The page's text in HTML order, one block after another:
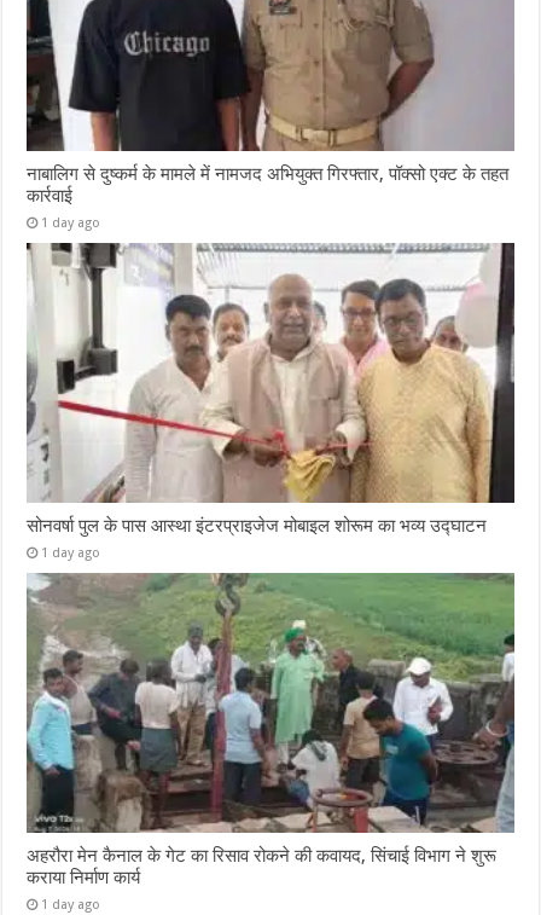
नाबालिग से दुष्कर्म के मामले में नामजद अभियुक्त गिरफ्तार, पॉक्सो एक्ट के तहत
कार्रवाई
1 day ago
सोनवर्षा पुल के पास आस्था इंटरप्राइजेज मोबाइल शोरूम का भव्य उद्घाटन
1 day ago
अहरौरा मेन कैनाल के गेट का रिसाव रोकने की कवायद, सिंचाई विभाग ने शुरू
कराया निर्माण कार्य
1 day ago